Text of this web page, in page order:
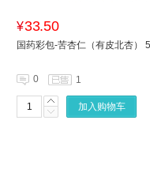
¥33.50
国药彩包-苦杏仁（有皮北杏）
0 1
加入购物车